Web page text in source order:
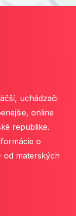
uchádzači
online
republike.
o
materských